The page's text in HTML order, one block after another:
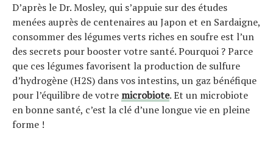
D’après le Dr. Mosley, qui s’appuie sur des études
menées auprès de centenaires au Japon et en Sardaigne,
consommer des légumes verts riches en soufre est l’un
des secrets pour booster votre santé. Pourquoi ? Parce
que ces légumes favorisent la production de sulfure
d’hydrogène (H2S) dans vos intestins, un gaz bénéfique
pour l’équilibre de votre microbiote. Et un microbiote
en bonne santé, c’est la clé d’une longue vie en pleine
forme !